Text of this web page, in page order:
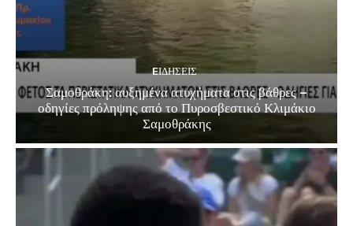
EΙΔΗΣΕΙΣ
Σαμοθράκη: αυξημένα ατυχήματα στις βάθρες –
οδηγίες πρόληψης από το Πυροσβεστικό Κλιμάκιο
Σαμοθράκης